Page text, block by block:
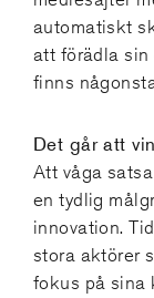
automatiskt
att förädla sin
finns
Det går att
Att våga
en tydlig
innovation.
stora aktörer
fokus på sina